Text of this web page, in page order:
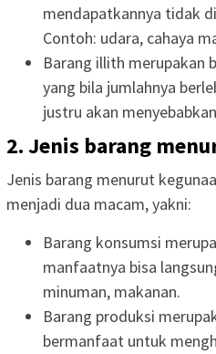
mendapatkannya tidak
Contoh: udara, cahaya
Barang illith merupakan
yang bila jumlahnya
justru akan
2. Jenis barang
Jenis barang menurut
menjadi dua macam, yakni:
Barang konsumsi
manfaatnya bisa
minuman, makanan.
Barang produksi
bermanfaat untuk